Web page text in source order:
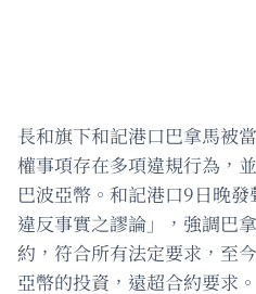
長和旗下和記港口巴拿馬被
權事項存在多項違規行為，
巴波亞幣。和記港口9日晚
違反事實之謬論」，強調巴
約，符合所有法定要求，至
亞幣的投資，遠超合約要求。